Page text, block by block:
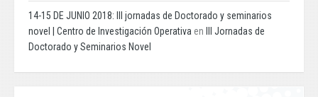
14-15 DE JUNIO 2018: III jornadas de Doctorado y seminarios
novel | Centro de Investigación Operativa en III Jornadas de
Doctorado y Seminarios Novel